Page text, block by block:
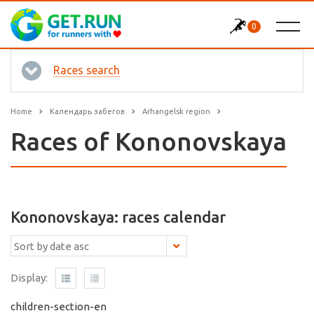
0
Races search
Home Календарь забегов Arhangelsk region
Races of Kononovskaya
Kononovskaya: races calendar
Display:
children-section-en